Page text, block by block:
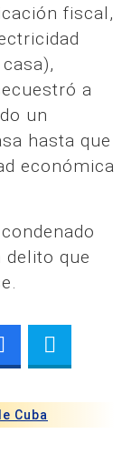
fiscal,
a
un
hasta que
económica
delito que
Cuba